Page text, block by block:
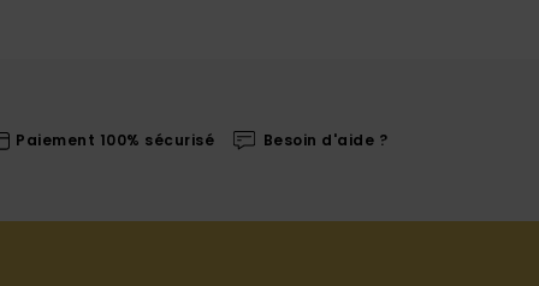
Paiement 100% sécurisé Besoin d'aide ?